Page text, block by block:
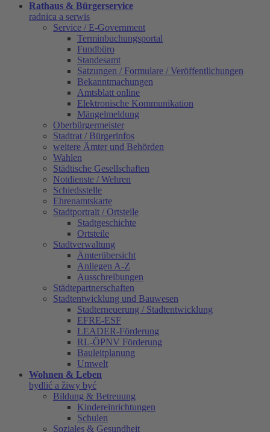
Rathaus & Bürgerservice
radnica a serwis
Service / E-Government
Terminbuchungsportal
Fundbüro
Standesamt
Satzungen / Formulare / Veröffentlichungen
Bekanntmachungen
Amtsblatt online
Elektronische Kommunikation
Mängelmeldung
Oberbürgermeister
Stadtrat / Bürgerinfos
weitere Ämter und Behörden
Wahlen
Städtische Gesellschaften
Notdienste / Wehren
Schiedsstelle
Ehrenamtskarte
Stadtportrait / Ortsteile
Stadtgeschichte
Ortsteile
Stadtverwaltung
Ämterübersicht
Anliegen A-Z
Ausschreibungen
Städtepartnerschaften
Stadtentwicklung und Bauwesen
Stadterneuerung / Stadtentwicklung
EFRE-ESF
LEADER-Förderung
RL-ÖPNV Förderung
Bauleitplanung
Umwelt
Wohnen & Leben
bydlić a žiwy być
Bildung & Betreuung
Kindereinrichtungen
Schulen
Soziales & Gesundheit